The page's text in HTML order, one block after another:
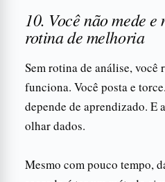
10. Você não mede
rotina de melhoria
Sem rotina de análise, você
funciona. Você posta e
depende de aprendizado. E
olhar dados.
Mesmo com pouco tempo,